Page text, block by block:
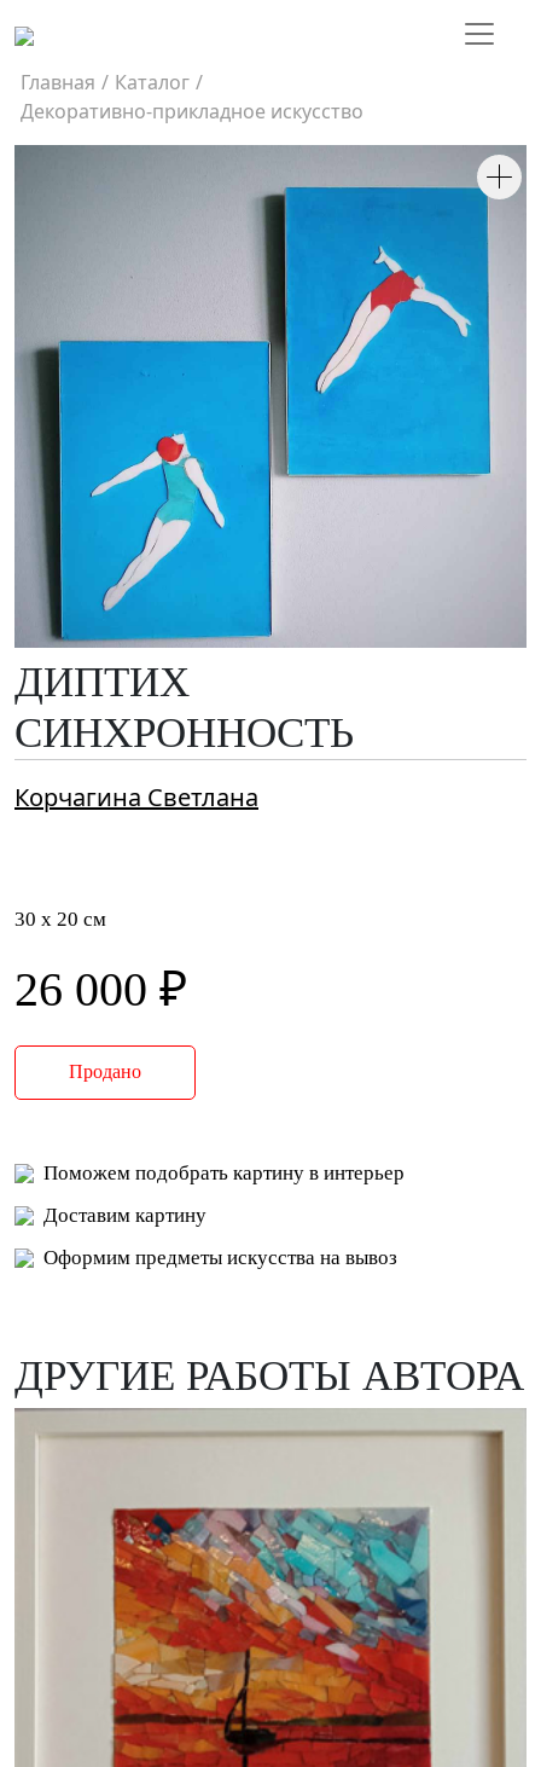
Главная / Каталог /
Декоративно-прикладное искусство
ДИПТИХ
СИНХРОННОСТЬ
Корчагина Светлана
30 x 20 см
26 000 ₽
Продано
Поможем подобрать картину в интерьер
Доставим картину
Оформим предметы искусства на вывоз
ДРУГИЕ РАБОТЫ АВТОРА